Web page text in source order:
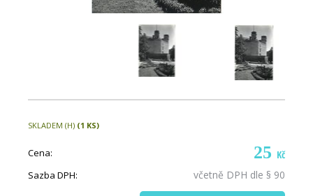
SKLADEM (H) (1 KS)
Cena: 25 Kč
Sazba DPH: včetně DPH dle § 90